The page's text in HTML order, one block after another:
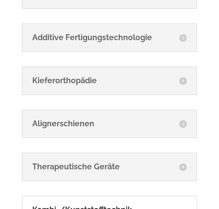
Additive Fertigungstechnologie
Kieferorthopädie
Alignerschienen
Therapeutische Geräte